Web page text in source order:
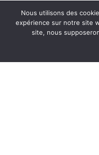
30
Nous utilisons des
expérience sur notre site
site, nous